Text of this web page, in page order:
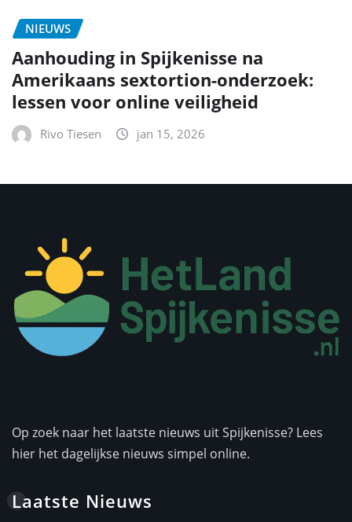
NIEUWS
Aanhouding in Spijkenisse na
Amerikaans sextortion-onderzoek:
lessen voor online veiligheid
Rivo Tiesen jan 15, 2026
Op zoek naar het laatste nieuws uit Spijkenisse? Lees
hier het dagelijkse nieuws simpel online.
Laatste Nieuws